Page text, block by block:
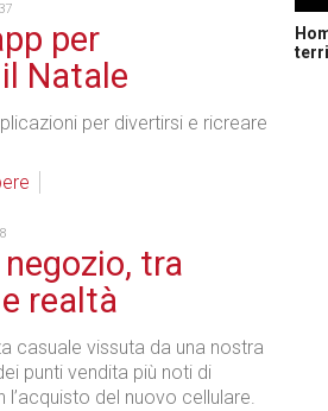
per
Natale
per divertirsi e ricreare
tra
realtà
casuale vissuta da una nostra
punti vendita più noti di
del nuovo cellulare.